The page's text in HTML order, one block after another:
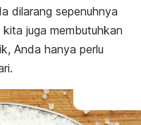
dilarang sepenuhnya
juga membutuhkan
Anda hanya perlu